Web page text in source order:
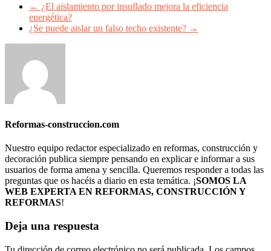
← ¿El aislamiento por insuflado mejora la eficiencia
energética?
¿Se puede aislar un falso techo existente? →
Reformas-construccion.com
Nuestro equipo redactor especializado en reformas, construcción y
decoración publica siempre pensando en explicar e informar a sus
usuarios de forma amena y sencilla. Queremos responder a todas las
preguntas que os hacéis a diario en esta temática. ¡SOMOS LA
WEB EXPERTA EN REFORMAS, CONSTRUCCIÓN Y
REFORMAS!
Deja una respuesta